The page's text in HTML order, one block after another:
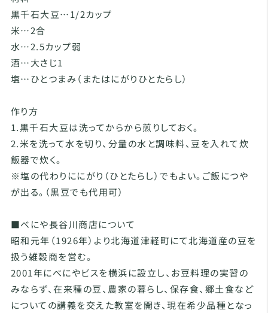
黒千石大豆…1/2カップ
米…2合
水…2.5カップ弱
酒…大さじ1
塩…ひとつまみ（またはにがりひとたらし）
作り方
1.黒千石大豆は洗ってからから煎りしておく。
2.米を洗って水を切り、分量の水と調味料、豆を入れて炊
飯器で炊く。
※塩の代わりににがり（ひとたらし）でもよい。ご飯につや
が出る。（黒豆でも代用可）
■べにや長谷川商店について
昭和元年（1926年）より北海道津軽町にて北海道産の豆を
扱う雑穀商を営む。
2001年にべにやビスを横浜に設立し、お豆料理の実習の
みならず、在来種の豆、農家の暮らし、保存食、郷土食など
についての講義を交えた教室を開き、現在希少品種となっ